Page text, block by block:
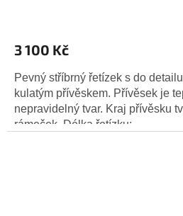
3 100 Kč
Pevný stříbrný řetízek s do
kulatým přívěskem. Přívěsek je
nepravidelný tvar. Kraj přívěsku
rámeček. Délka řetízku:...